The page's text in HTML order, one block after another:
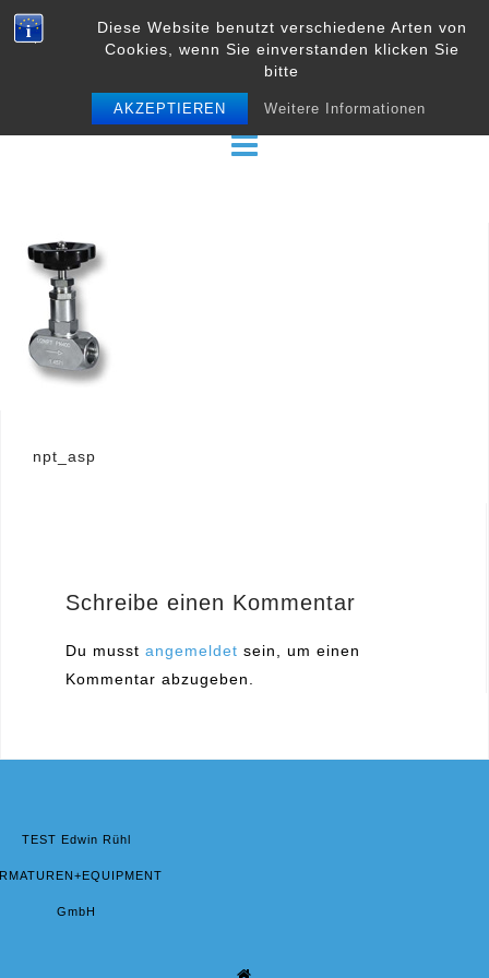
Diese Website benutzt verschiedene Arten von
Cookies, wenn Sie einverstanden klicken Sie
bitte
AKZEPTIEREN Weitere Informationen
Skip
Beitrags-
npt_asp
Schreibe einen Kommentar
Du musst angemeldet sein, um einen
Kommentar abzugeben.
TEST Edwin Rühl
GmbH